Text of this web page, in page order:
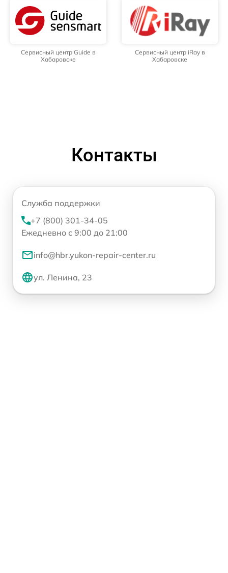
Сервисный центр Guide в
Хабаровске
Сервисный центр iRay в
Хабаровске
Контакты
Служба поддержки
+7 (800) 301-34-05
Ежедневно с 9:00 до 21:00
info@hbr.yukon-repair-center.ru
ул. Ленина, 23